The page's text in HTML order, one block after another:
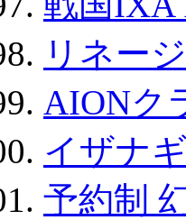
リネー
AIONク
イザナ
予約制